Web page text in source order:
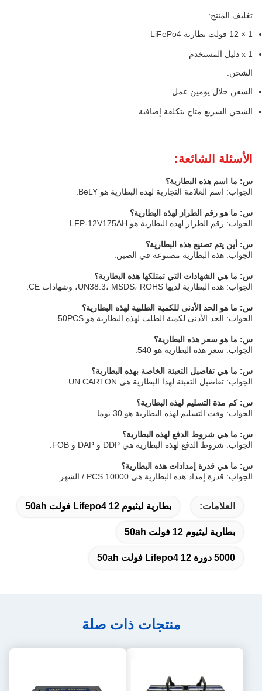
تغليف المنتج:
1 × 12 فولت بطارية LiFePo4
1 x دليل المستخدم
الشحن:
السفن خلال يومين عمل
الشحن السريع متاح بتكلفة إضافية
الأسئلة الشائعة:
س: ما اسم هذه البطارية؟
الجواب: اسم العلامة التجارية لهذه البطارية هو BeLY.
س: ما هو رقم الطراز لهذه البطارية؟
الجواب: رقم الطراز لهذه البطارية هو LFP-12V175AH.
س: أين يتم تصنيع هذه البطارية؟
الجواب: هذه البطارية مصنوعة في الصين.
س: ما هي الشهادات التي تمتلكها هذه البطارية؟
الجواب: هذه البطارية لديها UN38.3، MSDS، ROHS، وشهادات CE.
س: ما هو الحد الأدنى للكمية الطلبية لهذه البطارية؟
الجواب: الحد الأدنى لكمية الطلب لهذه البطارية هو 50PCS.
س: ما هو سعر هذه البطارية؟
الجواب: سعر هذه البطارية هو 540.
س: ما هي تفاصيل التعبئة الخاصة بهذه البطارية؟
الجواب: تفاصيل التعبئة لهذا البطارية هي UN CARTON.
س: كم مدة التسليم لهذه البطارية؟
الجواب: وقت التسليم لهذه البطارية هو 30 يوما.
س: ما هي شروط الدفع لهذه البطارية؟
الجواب: شروط الدفع لهذه البطارية هي DDP و DAP و FOB.
س: ما هي قدرة إمدادات هذه البطارية؟
الجواب: قدرة إمداد هذه البطارية هي 10000 PCS / الشهر.
العلامات: بطارية ليثيوم Lifepo4 12 فولت 50ah
بطارية ليثيوم 12 فولت 50ah
5000 دورة Lifepo4 12 فولت 50ah
منتجات ذات صلة